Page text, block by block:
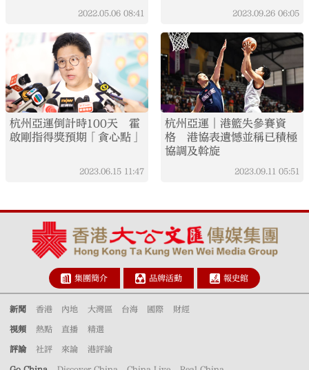
2022.05.06 08:41 2023.09.26 06:05
杭州亞運倒計時100天 霍
啟剛指得獎預期「貪心點」
2023.06.15 11:47
杭州亞運︱港籃失參賽資
格 港協表遺憾並稱已積極
協調及斡旋
2023.09.11 05:51
集團簡介 品牌活動 報史館
新聞 香港 內地 大灣區 台海 國際 財經
視頻 熱點 直播 精選
評論 社評 來論 港評論